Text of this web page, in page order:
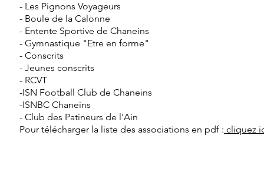
- Les Pignons Voyageurs
- Boule de la Calonne
- Entente Sportive de Chaneins
- Gymnastique "Etre en forme"
- Conscrits
- Jeunes conscrits
- RCVT
-ISN Football Club de Chaneins
-ISNBC Chaneins
- Club des Patineurs de l'Ain
Pour télécharger la liste des associations en pdf : cliquez